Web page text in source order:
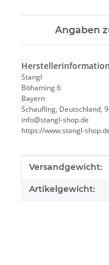
Angaben
Stangl
Böhaming 6
Bayern
Schaufling, Deutschland,
info@stangl-shop.de
https://www.stangl-
Produkteigenschaft
Wert
Versandgewicht:
Artikelgewicht: